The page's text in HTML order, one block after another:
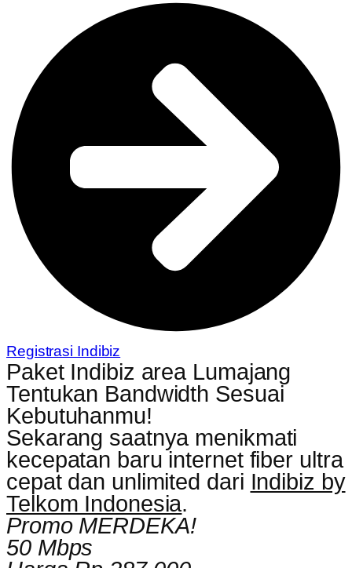
Registrasi Indibiz
Paket Indibiz area Lumajang
Tentukan Bandwidth Sesuai
Kebutuhanmu!
Sekarang saatnya menikmati
kecepatan baru internet fiber ultra
cepat dan unlimited dari Indibiz by
Telkom Indonesia.
Promo MERDEKA!
50 Mbps